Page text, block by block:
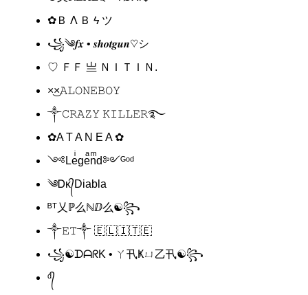
✿Ｂ Λ Ｂ ϟ ツ
꧁༄𝒇𝒙 • 𝒔𝒉𝒐𝒕𝒈𝒖𝒏♡︎シ︎
♡ ＦＦ 亗 ＮＩＴＩＮ.
×͜×ㅤ𝙰𝙻𝙾𝙽𝙴ㅤ𝙱𝙾𝚈
༒𝙲𝚁𝙰𝚉𝚈 𝙺𝙸𝙻𝙻𝙴𝚁࿐
✿A T A N E A ✿
༺Leͥgeͣnͫd༻ᴳᵒᵈ
༄Ꭰᴋ᭄Diabla
ᴮᵀ乂ℙ么ℕⅅ么☯꧂
༒︎𝙴𝚃༒︎ 🇪 🇱 🇮 🇹 🇪
꧁☯︎ᗪᗩᖇK • ㄚ卂Ҝㄩ乙卂☯︎꧂
ᵈ᭄